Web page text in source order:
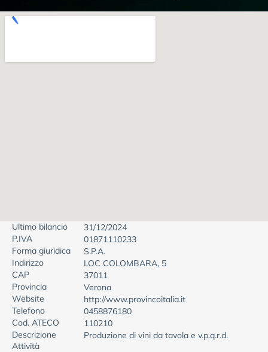
Ultimo bilancio
31/12/2024
P.IVA
01871110233
Forma giuridica
S.P.A.
Indirizzo
LOC COLOMBARA, 5
CAP
37011
Provincia
Verona
Website
http://www.provincoitalia.it
Telefono
0458876180
Cod. ATECO
110210
Descrizione
Attività
Produzione di vini da tavola e v.p.q.r.d.